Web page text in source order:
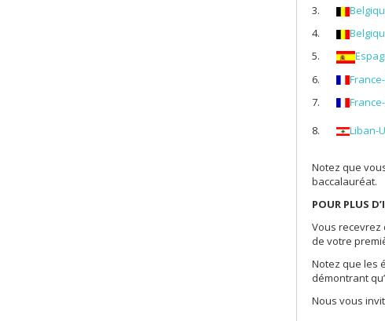
Haïti
Québec
3.
4.
5.
6.
7.
8.
Liban-
Notez que
baccalauréat.
POUR PLUS
Vous recevrez
de votre
Notez que les
démontrant
Nous vous